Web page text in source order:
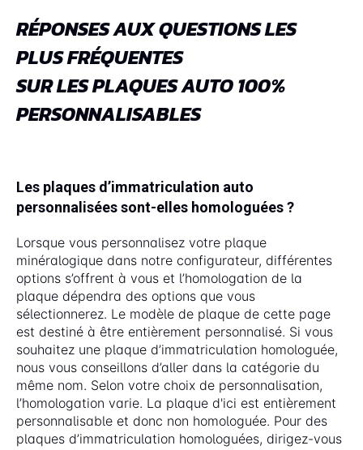
RÉPONSES AUX QUESTIONS LES
PLUS FRÉQUENTES
SUR LES PLAQUES AUTO 100%
PERSONNALISABLES
Les plaques d’immatriculation auto
personnalisées sont-elles homologuées ?
Lorsque vous personnalisez votre plaque
minéralogique dans notre configurateur, différentes
options s’offrent à vous et l’homologation de la
plaque dépendra des options que vous
sélectionnerez. Le modèle de plaque de cette page
est destiné à être entièrement personnalisé. Si vous
souhaitez une plaque d’immatriculation homologuée,
nous vous conseillons d’aller dans la catégorie du
même nom. Selon votre choix de personnalisation,
l’homologation varie. La plaque d'ici est entièrement
personnalisable et donc non homologuée. Pour des
plaques d’immatriculation homologuées, dirigez-vous